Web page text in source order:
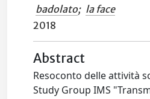
badolato; la face
2018
Abstract
Resoconto delle attività
Study Group IMS